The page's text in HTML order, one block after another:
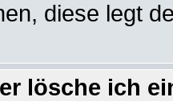
diese legt
lösche ich